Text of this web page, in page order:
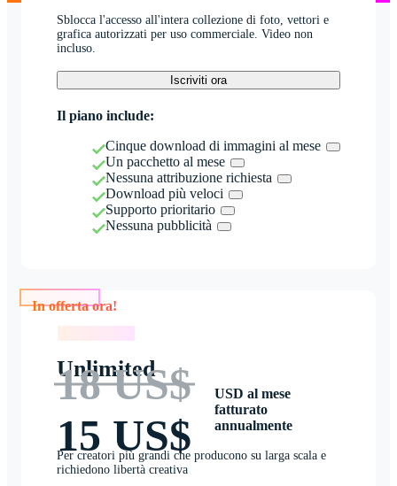
Sblocca l'accesso all'intera collezione di foto, vettori e
grafica autorizzati per uso commerciale. Video non
incluso.
Iscriviti ora
Il piano include:
Cinque download di immagini al mese
Un pacchetto al mese
Nessuna attribuzione richiesta
Download più veloci
Supporto prioritario
Nessuna pubblicità
Unlimited
18 US$
15 US$
USD al mese
fatturato
annualmente
Per creatori più grandi che producono su larga scala e
richiedono libertà creativa